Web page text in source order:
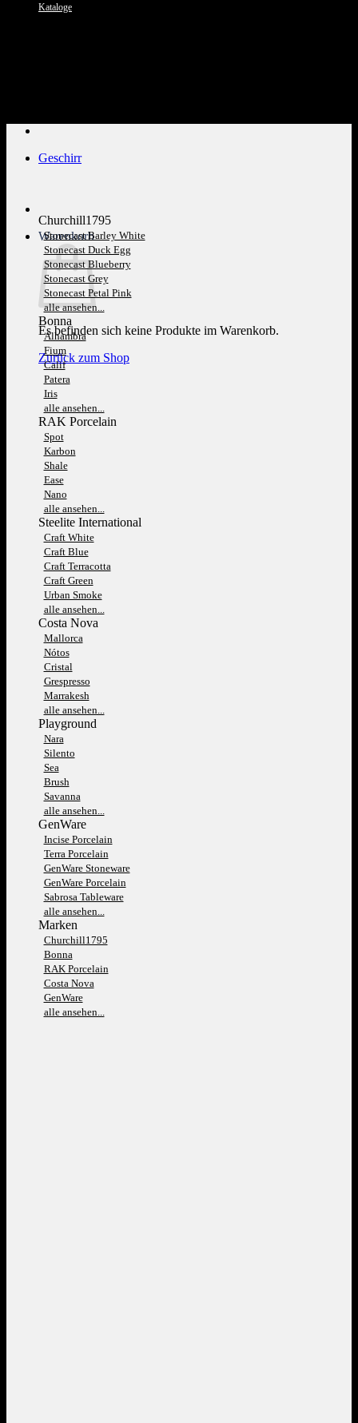
Kataloge
Warenkorb
Es befinden sich keine Produkte im Warenkorb.
Zurück zum Shop
Geschirr
Churchill1795
Stonecast Barley White
Stonecast Duck Egg
Stonecast Blueberry
Stonecast Grey
Stonecast Petal Pink
alle ansehen...
Bonna
Alhambra
Fium
Calif
Patera
Iris
alle ansehen...
RAK Porcelain
Spot
Karbon
Shale
Ease
Nano
alle ansehen...
Steelite International
Craft White
Craft Blue
Craft Terracotta
Craft Green
Urban Smoke
alle ansehen...
Costa Nova
Mallorca
Nótos
Cristal
Grespresso
Marrakesh
alle ansehen...
Playground
Nara
Silento
Sea
Brush
Savanna
alle ansehen...
GenWare
Incise Porcelain
Terra Porcelain
GenWare Stoneware
GenWare Porcelain
Sabrosa Tableware
alle ansehen...
Marken
Churchill1795
Bonna
RAK Porcelain
Costa Nova
GenWare
alle ansehen...